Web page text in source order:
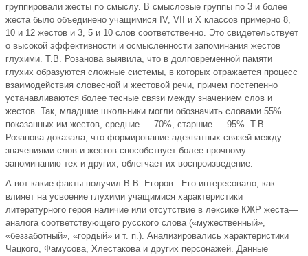
группировали жесты по смыслу. В смысловые группы по 3 и более
жеста было объединено учащимися IV, VII и X классов примерно 8,
10 и 12 жестов и 3, 5 и 10 слов соответственно. Это свидетельствует
о высокой эффективности и осмысленности запоминания жестов
глухими. Т.В. Розанова выявила, что в долговременной памяти
глухих образуются сложные системы, в которых отражается процесс
взаимодействия словесной и жестовой речи, причем постепенно
устанавливаются более тесные связи между значением слов и
жестов. Так, младшие школьники могли обозначить словами 55%
показанных им жестов, средние — 70%, старшие — 95%. Т.В.
Розанова доказала, что формирование адекватных связей между
значениями слов и жестов способствует более прочному
запоминанию тех и других, облегчает их воспроизведение.
А вот какие факты получил В.В. Егоров . Его интересовало, как
влияет на усвоение глухими учащимися характеристики
литературного героя наличие или отсутствие в лексике КЖР жеста—
аналога соответствующего русского слова («мужественный»,
«беззаботный», «гордый» и т. п.). Анализировались характеристики
Чацкого, Фамусова, Хлестакова и других персонажей. Данные